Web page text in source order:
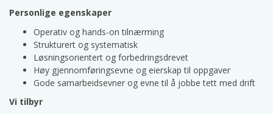
Personlige egenskaper
Operativ og hands-on tilnærming
Strukturert og systematisk
Løsningsorientert og forbedringsdrevet
Høy gjennomføringsevne og eierskap til oppgaver
Gode samarbeidsevner og evne til å jobbe tett med drift
Vi tilbyr